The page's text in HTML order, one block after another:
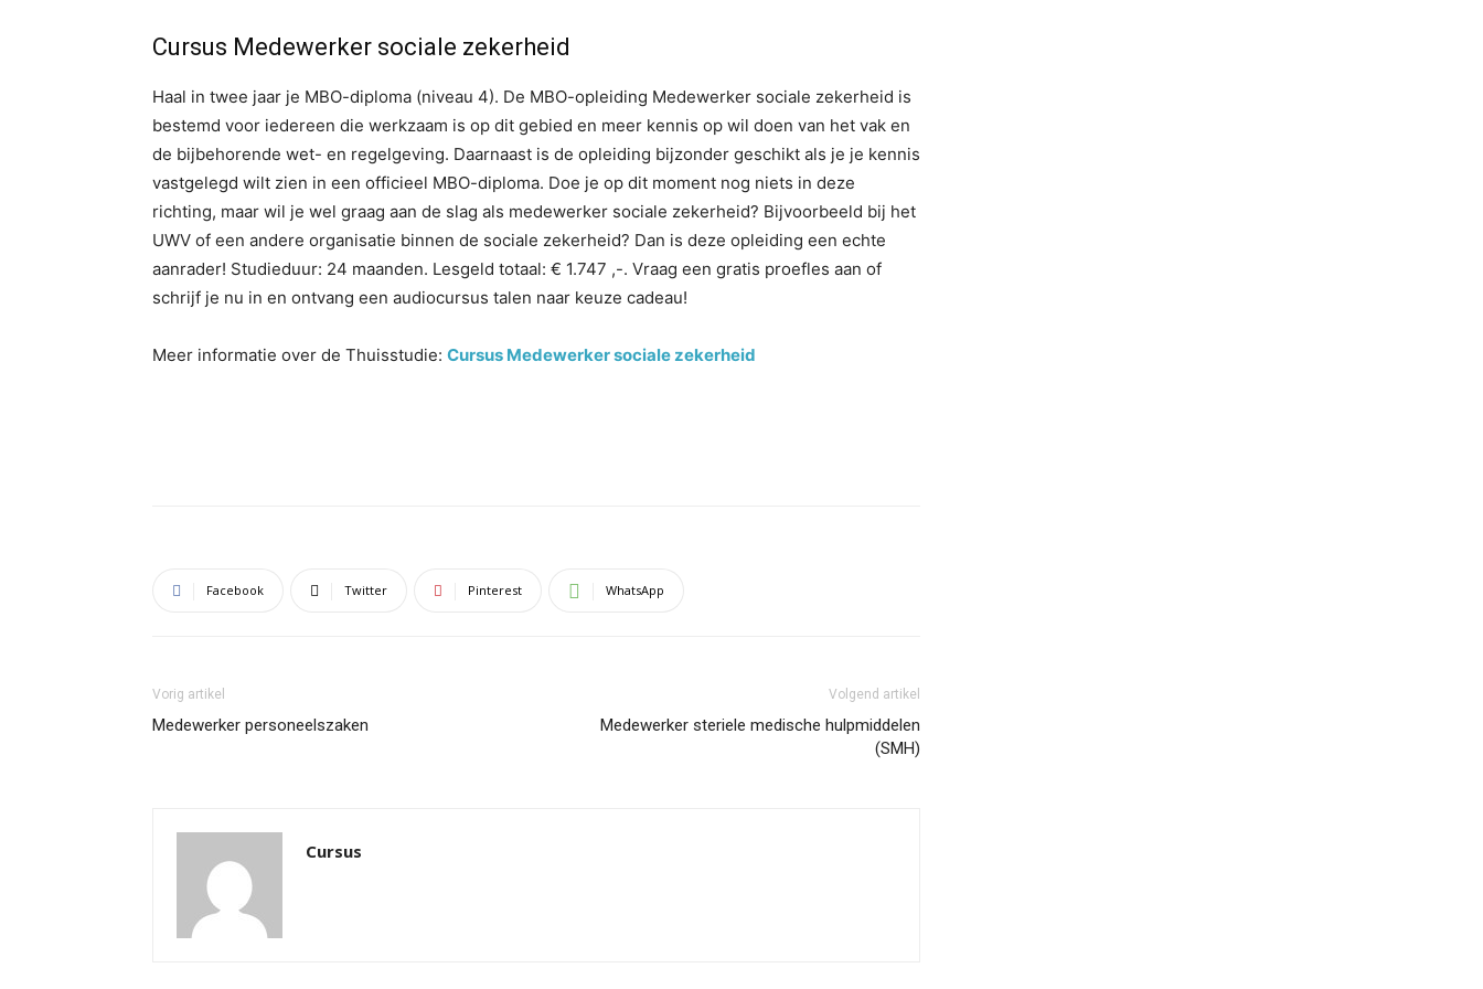
Cursus Medewerker sociale zekerheid
Haal in twee jaar je MBO-diploma (niveau 4). De MBO-opleiding Medewerker sociale zekerheid is
bestemd voor iedereen die werkzaam is op dit gebied en meer kennis op wil doen van het vak en
de bijbehorende wet- en regelgeving. Daarnaast is de opleiding bijzonder geschikt als je je kennis
vastgelegd wilt zien in een officieel MBO-diploma. Doe je op dit moment nog niets in deze
richting, maar wil je wel graag aan de slag als medewerker sociale zekerheid? Bijvoorbeeld bij het
UWV of een andere organisatie binnen de sociale zekerheid? Dan is deze opleiding een echte
aanrader! Studieduur: 24 maanden. Lesgeld totaal: € 1.747 ,-. Vraag een gratis proefles aan of
schrijf je nu in en ontvang een audiocursus talen naar keuze cadeau!
Meer informatie over de Thuisstudie: Cursus Medewerker sociale zekerheid
Facebook Twitter Pinterest WhatsApp
Vorig artikel
Medewerker personeelszaken
Volgend artikel
Medewerker steriele medische hulpmiddelen
(SMH)
Cursus